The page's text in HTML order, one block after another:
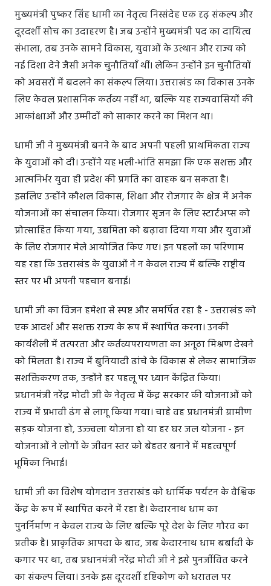
मुख्यमंत्री पुष्कर सिंह धामी का नेतृत्व निस्संदेह एक दृढ़ संकल्प और
दूरदर्शी सोच का उदाहरण है। जब उन्होंने मुख्यमंत्री पद का दायित्व
संभाला, तब उनके सामने विकास, युवाओं के उत्थान और राज्य को
नई दिशा देने जैसी अनेक चुनौतियाँ थीं। लेकिन उन्होंने इन चुनौतियों
को अवसरों में बदलने का संकल्प लिया। उत्तराखंड का विकास उनके
लिए केवल प्रशासनिक कर्तव्य नहीं था, बल्कि यह राज्यवासियों की
आकांक्षाओं और उम्मीदों को साकार करने का मिशन था।
धामी जी ने मुख्यमंत्री बनने के बाद अपनी पहली प्राथमिकता राज्य
के युवाओं को दी। उन्होंने यह भली-भांति समझा कि एक सशक्त और
आत्मनिर्भर युवा ही प्रदेश की प्रगति का वाहक बन सकता है।
इसलिए उन्होंने कौशल विकास, शिक्षा और रोजगार के क्षेत्र में अनेक
योजनाओं का संचालन किया। रोजगार सृजन के लिए स्टार्टअप्स को
प्रोत्साहित किया गया, उद्यमिता को बढ़ावा दिया गया और युवाओं
के लिए रोजगार मेले आयोजित किए गए। इन पहलों का परिणाम
यह रहा कि उत्तराखंड के युवाओं ने न केवल राज्य में बल्कि राष्ट्रीय
स्तर पर भी अपनी पहचान बनाई।
धामी जी का विजन हमेशा से स्पष्ट और समर्पित रहा है - उत्तराखंड को
एक आदर्श और सशक्त राज्य के रूप में स्थापित करना। उनकी
कार्यशैली में तत्परता और कर्तव्यपरायणता का अनूठा मिश्रण देखने
को मिलता है। राज्य में बुनियादी ढांचे के विकास से लेकर सामाजिक
सशक्तिकरण तक, उन्होंने हर पहलू पर ध्यान केंद्रित किया।
प्रधानमंत्री नरेंद्र मोदी जी के नेतृत्व में केंद्र सरकार की योजनाओं को
राज्य में प्रभावी ढंग से लागू किया गया। चाहे वह प्रधानमंत्री ग्रामीण
सड़क योजना हो, उज्ज्वला योजना हो या हर घर जल योजना - इन
योजनाओं ने लोगों के जीवन स्तर को बेहतर बनाने में महत्वपूर्ण
भूमिका निभाई।
धामी जी का विशेष योगदान उत्तराखंड को धार्मिक पर्यटन के वैश्विक
केंद्र के रूप में स्थापित करने में रहा है। केदारनाथ धाम का
पुनर्निर्माण न केवल राज्य के लिए बल्कि पूरे देश के लिए गौरव का
प्रतीक है। प्राकृतिक आपदा के बाद, जब केदारनाथ धाम बर्बादी के
कगार पर था, तब प्रधानमंत्री नरेंद्र मोदी जी ने इसे पुनर्जीवित करने
का संकल्प लिया। उनके इस दूरदर्शी दृष्टिकोण को धरातल पर